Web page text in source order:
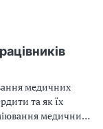
медичних
та як їх
медичних